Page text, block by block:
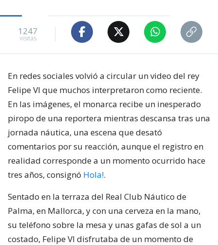
1247
visitas
En redes sociales volvió a circular un video del rey
Felipe VI que muchos interpretaron como reciente.
En las imágenes, el monarca recibe un inesperado
piropo de una reportera mientras descansa tras una
jornada náutica, una escena que desató
comentarios por su reacción, aunque el registro en
realidad corresponde a un momento ocurrido hace
tres años, consignó Hola!.
Sentado en la terraza del Real Club Náutico de
Palma, en Mallorca, y con una cerveza en la mano,
su teléfono sobre la mesa y unas gafas de sol a un
costado, Felipe VI disfrutaba de un momento de